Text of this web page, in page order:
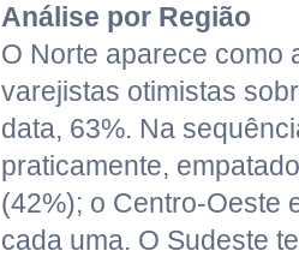
Análise por Região
O Norte aparece como
varejistas otimistas
data, 63%. Na
praticamente,
(42%); o Centro-Oeste
cada uma. O Sudeste